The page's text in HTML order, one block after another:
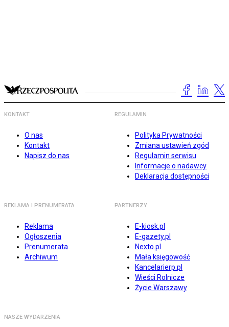
KONTAKT
O nas
Kontakt
Napisz do nas
REGULAMIN
Polityka Prywatności
Zmiana ustawień zgód
Regulamin serwisu
Informacje o nadawcy
Deklaracja dostępności
REKLAMA I PRENUMERATA
Reklama
Ogłoszenia
Prenumerata
Archiwum
PARTNERZY
E-kiosk.pl
E-gazety.pl
Nexto.pl
Mała księgowość
Kancelarierp.pl
Wieści Rolnicze
Życie Warszawy
NASZE WYDARZENIA